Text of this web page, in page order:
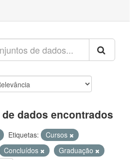
dados encontrados
Etiquetas:
Cursos
Concluídos
Graduação